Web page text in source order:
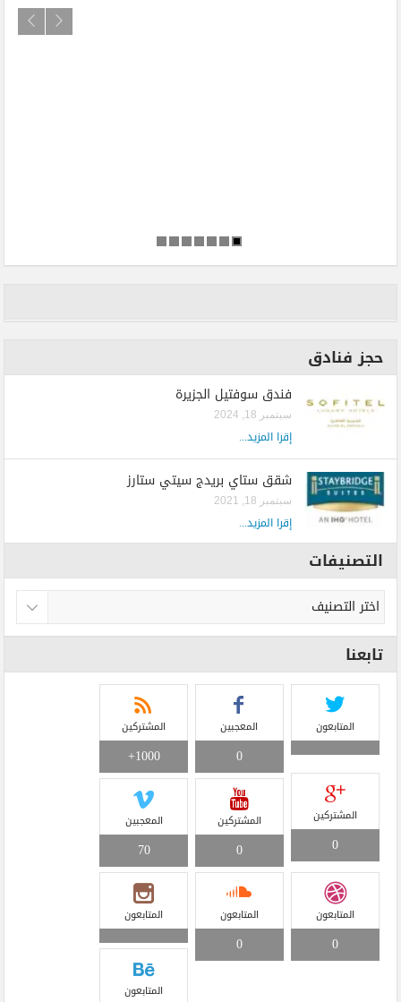
حجز فنادق
فندق سوفتيل الجزيرة
سبتمبر 18, 2024
إقرا المزيد...
شقق ستاي بريدج سيتي ستارز
سبتمبر 18, 2021
إقرا المزيد...
التصنيفات
تابعنا
المتابعون المعجبين
0
المشتركين
1000+
المشتركين
0
المشتركين
0
المعجبين
70
المتابعون
0
المتابعون
0
المتابعون
المتابعون